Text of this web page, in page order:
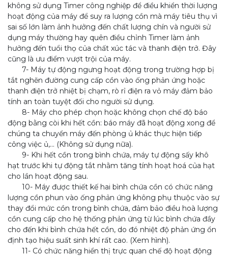
không sử dụng Timer công nghiệp để điều khiển thời lượng
hoạt động của máy để suy ra lượng cồn mà máy tiêu thụ vì
sai số lớn làm ảnh hưởng đến chất lượng chín và người sử
dụng máy thường hay quên điều chỉnh Timer làm ảnh
hưởng đến tuổi thọ của chất xúc tác và thanh điện trở. Đây
cũng là ưu điểm vượt trội của máy.
7- Máy tự động ngưng hoạt động trong trường hợp bị
tắt nghẽn đường cung cấp cồn vào ống phản ứng hoặc
thanh điện trở nhiệt bị chạm, rò rỉ điện ra vỏ máy đảm bảo
tính an toàn tuyệt đối cho người sử dụng.
8- Máy cho phép chọn hoặc không chọn chế độ báo
động bằng còi khi hết cồn: báo máy đã hoạt động xong để
chúng ta chuyển máy đến phòng ủ khác thực hiện tiếp
công việc ủ,... (Không sử dụng nữa).
9- Khi hết cồn trong bình chứa, máy tự động sấy khô
hạt trước khi tự động tắt nhằm tăng tính hoạt hoá của hạt
cho lần hoạt động sau.
10- Máy được thiết kế hai bình chứa cồn có chức năng
lượng cồn phun vào ống phản ứng không phụ thuộc vào sự
thay đổi mức cồn trong bình chứa, đảm bảo điều hoà lượng
cồn cung cấp cho hệ thống phản ứng từ lúc bình chứa đầy
cho đến khi bình chứa hết cồn, do đó nhiệt độ phản ứng ổn
định tạo hiệu suất sinh khí rất cao. (Xem hình).
11- Có chức năng hiển thị trực quan chế độ hoạt động